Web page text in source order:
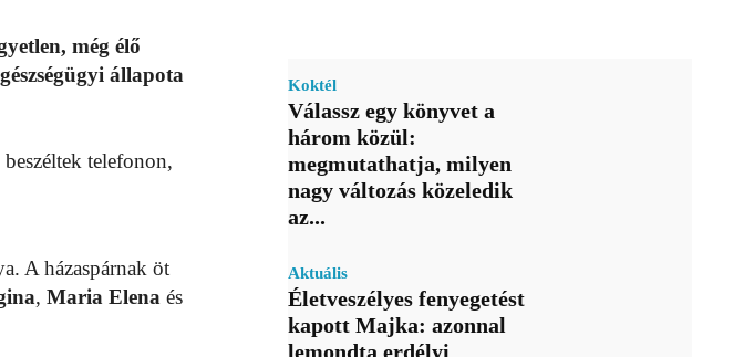
még élő
állapota
telefonon,
A házaspárnak öt
, Maria Elena és
Koktél
Válassz egy könyvet a
három közül:
megmutathatja, milyen
nagy változás közeledik
az...
Aktuális
Életveszélyes fenyegetést
kapott Majka: azonnal
lemondta erdélyi